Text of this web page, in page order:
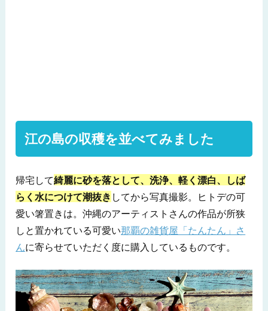
江の島の収穫を並べてみました
帰宅して綺麗に砂を落として、洗浄、軽く漂白、しば
らく水につけて潮抜き してから写真撮影。ヒトデの可
愛い箸置きは。沖縄のアーティストさんの作品が所狭
しと置かれている可愛い那覇の雑貨屋「たんたん」さ
んに寄らせていただく度に購入しているものです。